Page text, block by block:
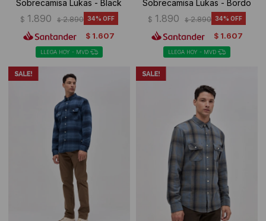
Sobrecamisa Lukas - Black
$ 1.890 $ 2.890 34
$ 1.607
LLEGA HOY - MVD
Sobrecamisa Lukas - Bordo
$ 1.890 $ 2.890 34
$ 1.607
LLEGA HOY - MVD